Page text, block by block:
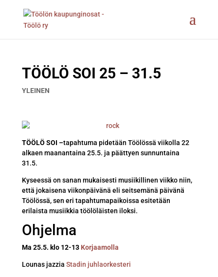
TÖÖLÖ SOI 25 – 31.5
YLEINEN
TÖÖLÖ SOI –tapahtuma pidetään Töölössä viikolla 22
alkaen maanantaina 25.5. ja päättyen sunnuntaina
31.5.
Kyseessä on sanan mukaisesti musiikillinen viikko niin,
että jokaisena viikonpäivänä eli seitsemänä päivänä
Töölössä, sen eri tapahtumapaikoissa esitetään
erilaista musiikkia töölöläisten iloksi.
Ohjelma
Ma 25.5. klo 12-13 Korjaamolla
Lounas jazzia Stadin juhlaorkesteri